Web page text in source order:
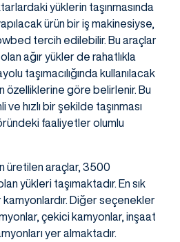
yüklerin taşınmasında
ürün bir iş makinesiyse,
tercih edilebilir. Bu araçlar
ağır yükler de rahatlıkla
taşımacılığında kullanılacak
özelliklerine göre belirlenir. Bu
hızlı bir şekilde taşınması
faaliyetler olumlu
üretilen araçlar, 3500
yükleri taşımaktadır. En sık
kamyonlardır. Diğer seçenekler
çekici kamyonlar, inşaat
yer almaktadır.